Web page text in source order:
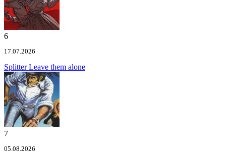
6
17.07.2026
SplitterLeave them alone
7
05.08.2026